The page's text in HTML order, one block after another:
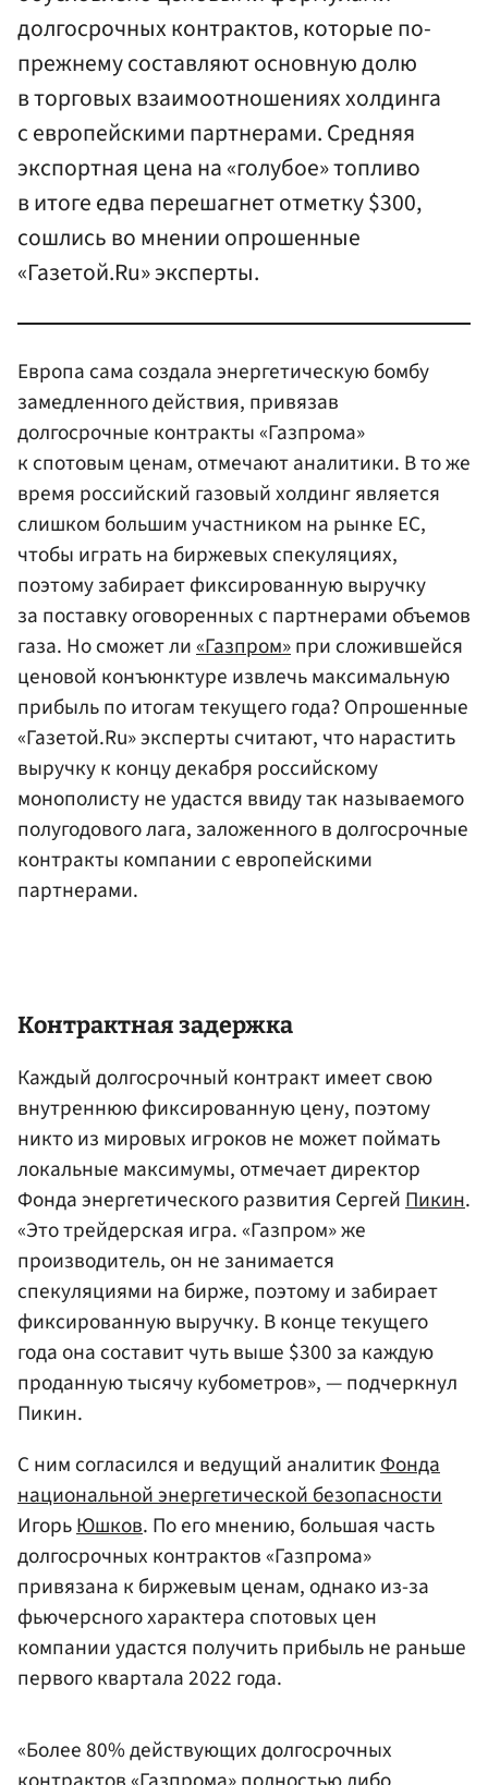
долгосрочных контрактов, которые по-
прежнему составляют основную долю
в торговых взаимоотношениях холдинга
с европейскими партнерами. Средняя
экспортная цена на «голубое» топливо
в итоге едва перешагнет отметку $300,
сошлись во мнении опрошенные
«Газетой.Ru» эксперты.
Европа сама создала энергетическую бомбу
замедленного действия, привязав
долгосрочные контракты «Газпрома»
к спотовым ценам, отмечают аналитики. В то же
время российский газовый холдинг является
слишком большим участником на рынке ЕС,
чтобы играть на биржевых спекуляциях,
поэтому забирает фиксированную выручку
за поставку оговоренных с партнерами объемов
газа. Но сможет ли«Газпром»при сложившейся
ценовой конъюнктуре извлечь максимальную
прибыль по итогам текущего года? Опрошенные
«Газетой.Ru» эксперты считают, что нарастить
выручку к концу декабря российскому
монополисту не удастся ввиду так называемого
полугодового лага, заложенного в долгосрочные
контракты компании с европейскими
партнерами.
Контрактная задержка
Каждый долгосрочный контракт имеет свою
внутреннюю фиксированную цену, поэтому
никто из мировых игроков не может поймать
локальные максимумы, отмечает директор
Фонда энергетического развития СергейПикин.
«Это трейдерская игра. «Газпром» же
производитель, он не занимается
спекуляциями на бирже, поэтому и забирает
фиксированную выручку. В конце текущего
года она составит чуть выше $300 за каждую
проданную тысячу кубометров», — подчеркнул
Пикин.
С ним согласился и ведущий аналитикФонда
национальной энергетической безопасности
ИгорьЮшков. По его мнению, большая часть
долгосрочных контрактов «Газпрома»
привязана к биржевым ценам, однако из-за
фьючерсного характера спотовых цен
компании удастся получить прибыль не раньше
первого квартала 2022 года.
«Более 80% действующих долгосрочных